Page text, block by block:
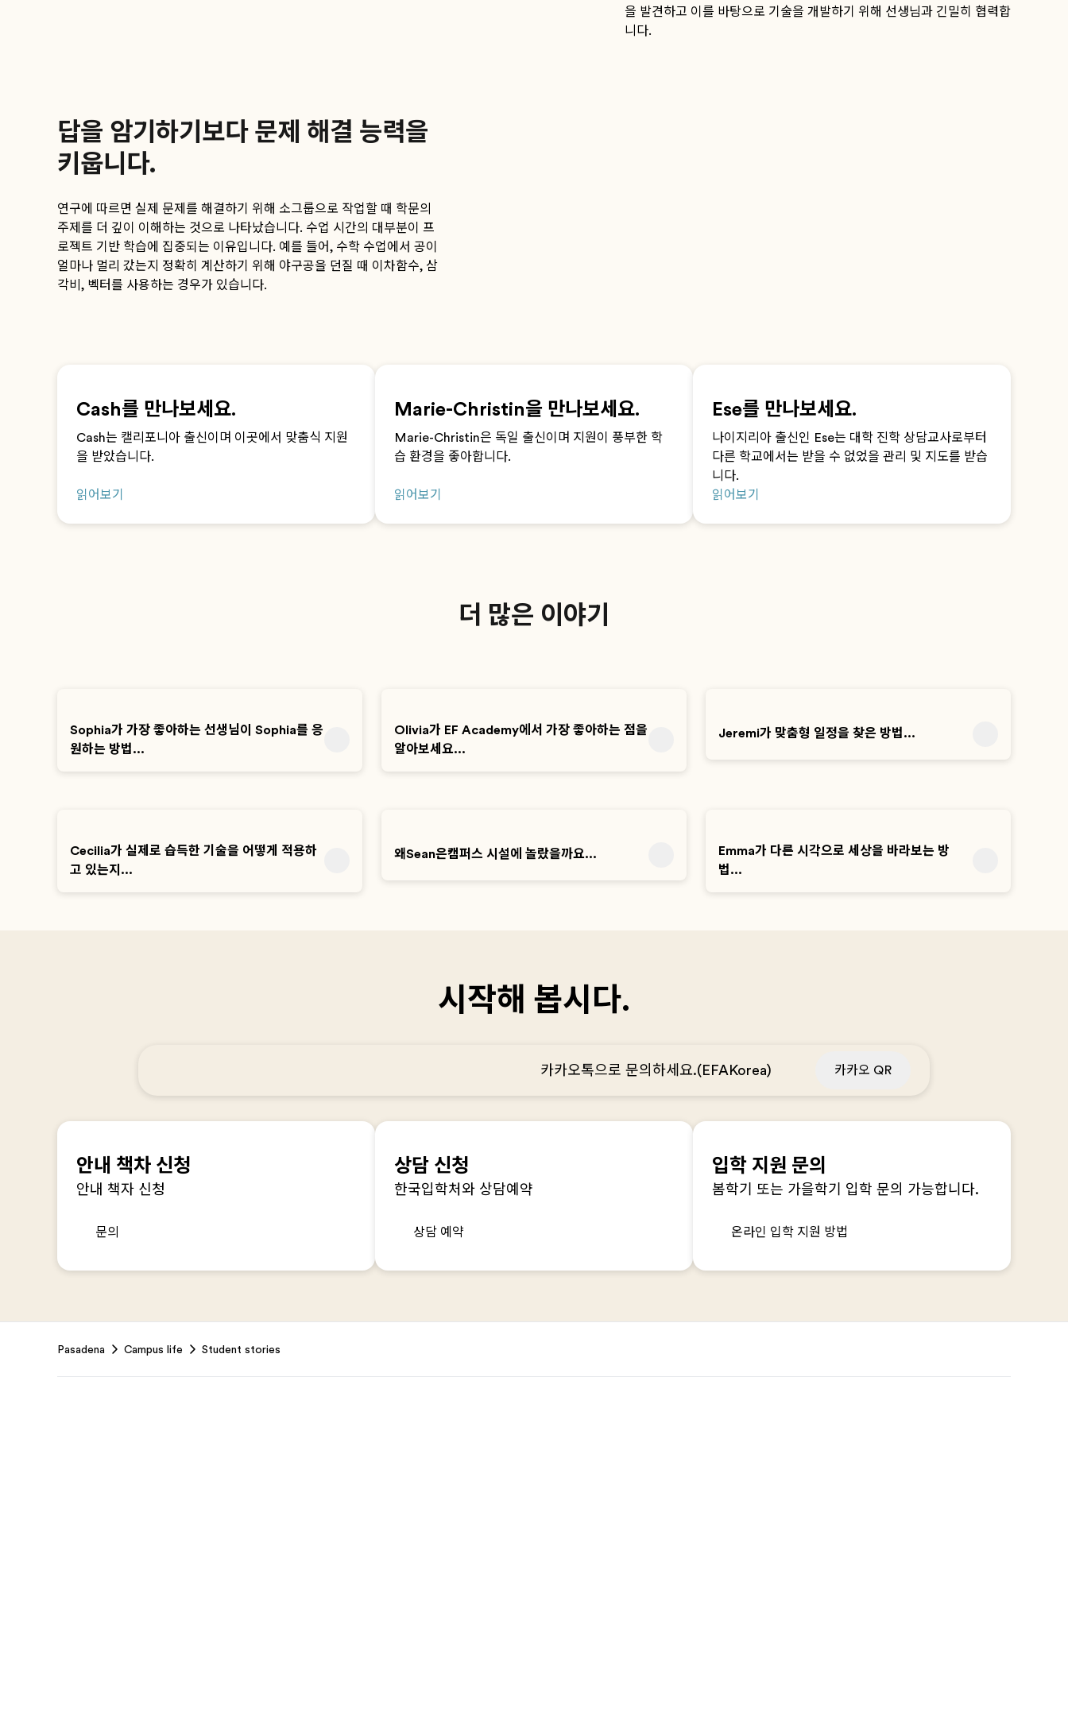
을 발견하고 이를 바탕으로 기술을 개발하기 위해 선생님과 긴밀히 협력합
니다.
답을 암기하기보다 문제 해결 능력을
키웁니다.
연구에 따르면 실제 문제를 해결하기 위해 소그룹으로 작업할 때 학문의
주제를 더 깊이 이해하는 것으로 나타났습니다. 수업 시간의 대부분이 프
로젝트 기반 학습에 집중되는 이유입니다. 예를 들어, 수학 수업에서 공이
얼마나 멀리 갔는지 정확히 계산하기 위해 야구공을 던질 때 이차함수, 삼
각비, 벡터를 사용하는 경우가 있습니다.
Cash를 만나보세요.
Cash는 캘리포니아 출신이며 이곳에서 맞춤식 지원
을 받았습니다.
읽어보기
Marie-Christin을 만나보세요.
Marie-Christin은 독일 출신이며 지원이 풍부한 학
습 환경을 좋아합니다.
읽어보기
Ese를 만나보세요.
나이지리아 출신인 Ese는 대학 진학 상담교사로부터
다른 학교에서는 받을 수 없었을 관리 및 지도를 받습
니다.
읽어보기
더 많은 이야기
Sophia가 가장 좋아하는 선생님이 Sophia를 응
원하는 방법...
Olivia가 EF Academy에서 가장 좋아하는 점을
알아보세요...
Jeremi가 맞춤형 일정을 찾은 방법...
Cecilia가 실제로 습득한 기술을 어떻게 적용하
고 있는지...
왜Sean은캠퍼스 시설에 놀랐을까요...
Emma가 다른 시각으로 세상을 바라보는 방
법...
시작해 봅시다.
카카오톡으로 문의하세요.(EFAKorea) 카카오 QR
안내 책차 신청
안내 책자 신청
문의
상담 신청
한국입학처와 상담예약
상담 예약
입학 지원 문의
봄학기 또는 가을학기 입학 문의 가능합니다.
온라인 입학 지원 방법
Pasadena Campus life Student stories